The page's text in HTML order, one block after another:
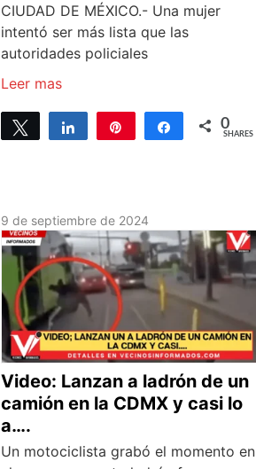
CIUDAD DE MÉXICO.- Una mujer
intentó ser más lista que las
autoridades policiales
Leer mas
Tweet Share Share 0
SHARES
9 de septiembre de 2024
Video: Lanzan a ladrón de un
camión en la CDMX y casi lo
a….
Un motociclista grabó el momento en